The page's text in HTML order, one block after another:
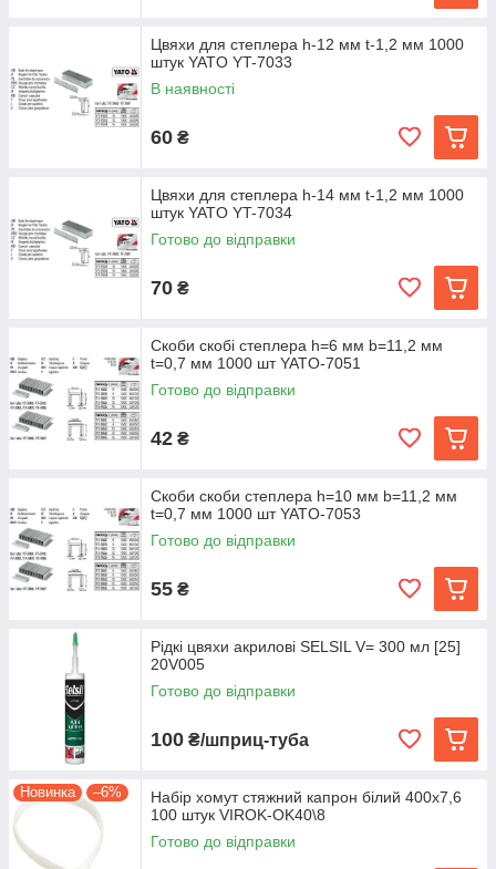
Цвяхи для степлера h-12 мм t-1,2 мм 1000
штук YATO YT-7033
В наявності
60 ₴
Цвяхи для степлера h-14 мм t-1,2 мм 1000
штук YATO YT-7034
Готово до відправки
70 ₴
Скоби скобі степлера h=6 мм b=11,2 мм
t=0,7 мм 1000 шт YATO-7051
Готово до відправки
42 ₴
Скоби скоби степлера h=10 мм b=11,2 мм
t=0,7 мм 1000 шт YATO-7053
Готово до відправки
55 ₴
Рідкі цвяхи акрилові SELSIL V= 300 мл [25]
20V005
Готово до відправки
100 ₴/шприц-туба
Новинка –6%
Набір хомут стяжний капрон білий 400х7,6
100 штук VIROK-OK40\8
Готово до відправки